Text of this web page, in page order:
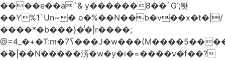
����e��a`& y������8��`Gʾ;퇏
��Y%1`Un~� o�%��N��b�v��x�t�|/
����*�b���}�̾�|r����;
�߮�|��N�����淓�w�y�i�=����v�f��?